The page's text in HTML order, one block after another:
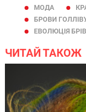
МОДА
БРОВИ
ЕВОЛЮЦІЯ БРІВ
ЧИТАЙ ТАКОЖ